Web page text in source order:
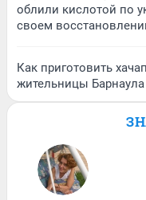
облили кислотой по
своем
Как приготовить
жительницы Барнаула